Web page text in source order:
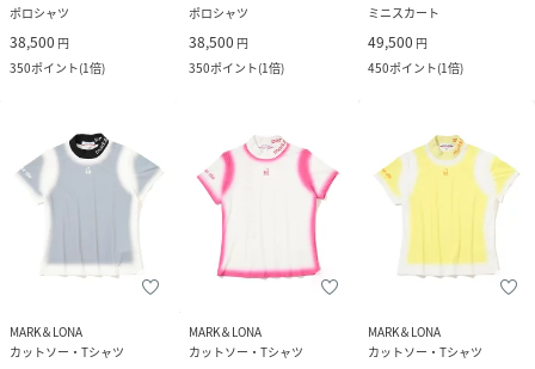
ポロシャツ
38,500 円
350ポイント(1倍)
ポロシャツ
38,500 円
350ポイント(1倍)
ミニスカート
49,500 円
450ポイント(1倍)
MARK＆LONA
カットソー・Tシャツ
MARK＆LONA
カットソー・Tシャツ
MARK＆LONA
カットソー・Tシャツ